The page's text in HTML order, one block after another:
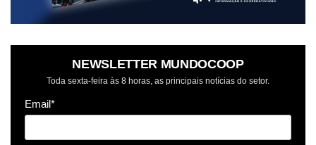
NEWSLETTER MUNDOCOOP
Toda sexta-feira às 8 horas, as principais notícias do setor.
Email*